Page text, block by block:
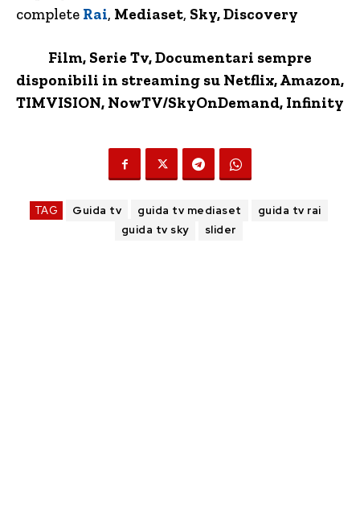
complete Rai, Mediaset, Sky, Discovery
Film, Serie Tv, Documentari sempre
disponibili in streaming su Netflix,Amazon,
TIMVISION, NowTV/SkyOnDemand, Infinity
TAG Guida tv guida tv mediaset
guida tv rai
guida tv sky
slider